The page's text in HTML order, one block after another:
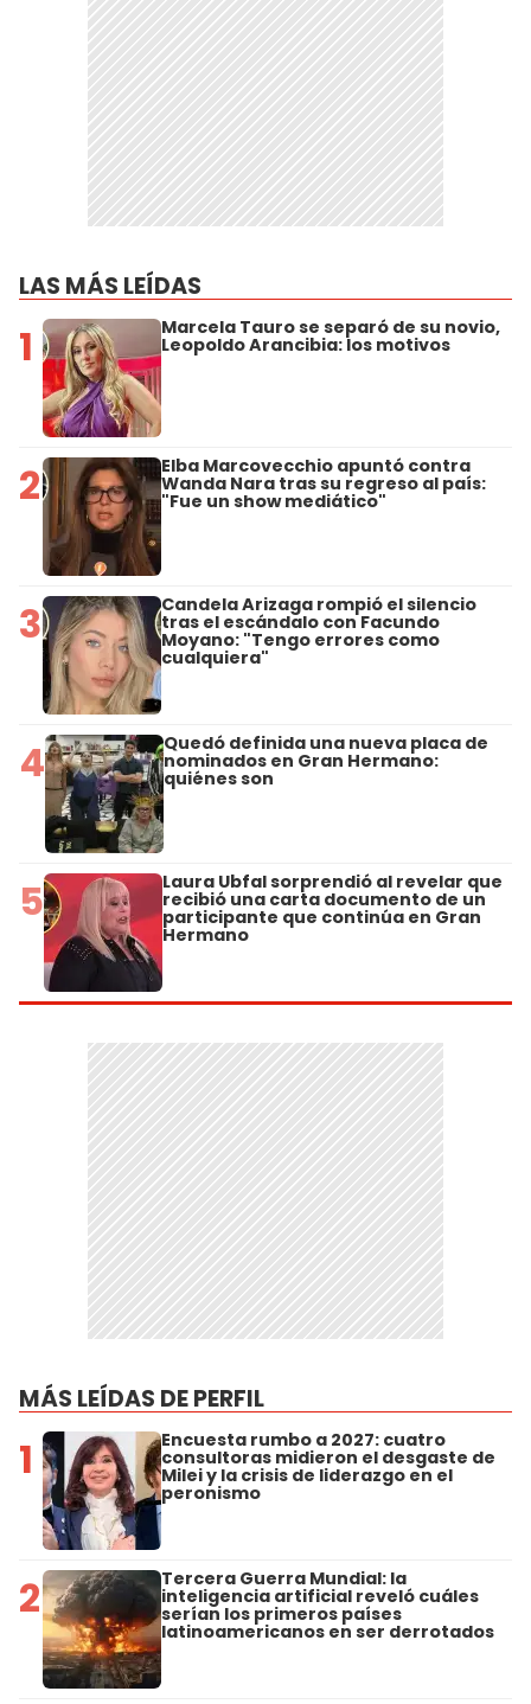
LAS MÁS LEÍDAS
1 Marcela Tauro se separó de su novio,
Leopoldo Arancibia: los motivos
2 Elba Marcovecchio apuntó contra
Wanda Nara tras su regreso al país:
"Fue un show mediático"
3 Candela Arizaga rompió el silencio
tras el escándalo con Facundo
Moyano: "Tengo errores como
cualquiera"
4 Quedó definida una nueva placa de
nominados en Gran Hermano:
quiénes son
5 Laura Ubfal sorprendió al revelar que
recibió una carta documento de un
participante que continúa en Gran
Hermano
MÁS LEÍDAS DE PERFIL
1 Encuesta rumbo a 2027: cuatro
consultoras midieron el desgaste de
Milei y la crisis de liderazgo en el
peronismo
2 Tercera Guerra Mundial: la
inteligencia artificial reveló cuáles
serían los primeros países
latinoamericanos en ser derrotados